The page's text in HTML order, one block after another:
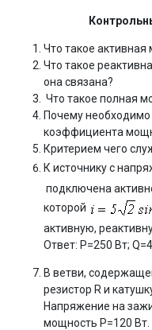
Что такое активная
Что такое
она связана?
Что такое полная
Почему
коэффициента
Критерием чего
К источнику с
подключена
которой
активную,
Ответ: Р=250 Вт;
В ветви,
резистор R и
Напряжение на
мощность Р=120 Вт.